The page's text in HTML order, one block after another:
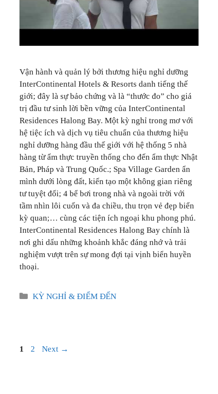
Vận hành và quản lý bởi thương hiệu nghỉ dưỡng
InterContinental Hotels & Resorts danh tiếng thế
giới; đây là sự bảo chứng và là “thước đo” cho giá
trị đầu tư sinh lời bền vững của InterContinental
Residences Halong Bay. Một kỳ nghỉ trong mơ với
hệ tiệc ích và dịch vụ tiêu chuẩn của thương hiệu
nghỉ dưỡng hàng đầu thế giới với hệ thống 5 nhà
hàng từ ẩm thực truyền thống cho đến ẩm thực Nhật
Bản, Pháp và Trung Quốc.; Spa Village Garden ẩn
mình dưới lòng đất, kiến tạo một không gian riêng
tư tuyệt đối; 4 bể bơi trong nhà và ngoài trời với
tầm nhìn lôi cuốn và đa chiều, thu trọn vẻ đẹp biển
kỳ quan;… cùng các tiện ích ngoại khu phong phú.
InterContinental Residences Halong Bay chính là
nơi ghi dấu những khoảnh khắc đáng nhớ và trải
nghiệm vượt trên sự mong đợi tại vịnh biển huyền
thoại.
Categories
KỲ NGHỈ & ĐIỂM ĐẾN
Post
Page
1 Page
2 Next →